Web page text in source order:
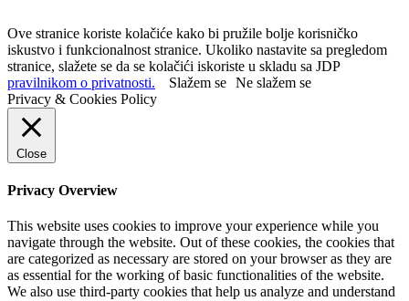
Ove stranice koriste kolačiće kako bi pružile bolje korisničko
iskustvo i funkcionalnost stranice. Ukoliko nastavite sa pregledom
stranice, slažete se da se kolačići iskoriste u skladu sa JDP
pravilnikom o privatnosti.
Slažem se Ne slažem se
Privacy & Cookies Policy
Close
Privacy Overview
This website uses cookies to improve your experience while you
navigate through the website. Out of these cookies, the cookies that
are categorized as necessary are stored on your browser as they are
as essential for the working of basic functionalities of the website.
We also use third-party cookies that help us analyze and understand